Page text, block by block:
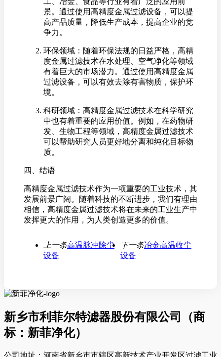
景。通过使用高精度金属过滤设备，可以提
高产品质量，降低生产成本，提高企业的竞
争力。
环保领域：随着环保法规的日益严格，高精
度金属过滤技术在水处理、空气净化等领域
有着巨大的市场潜力。通过使用高精度金属
过滤设备，可以有效去除有害物质，保护环
境。
科研领域：高精度金属过滤技术在科学研究
中也有着重要的应用价值。例如，在药物研
发、生物工程等领域，高精度金属过滤技术
可以帮助研究人员更好地分离和纯化目标物
质。
四、结语
高精度金属过滤技术作为一项重要的工业技术，其
发展前景广阔。随着科技的不断进步，我们有理由
相信，高精度金属过滤技术将在未来的工业生产中
发挥更大的作用，为人类创造更多的价值。
上一条高温脉冲除尘
设备
下一条冶金高温收尘
设备
新乡市利菲尔特滤器股份有限公司（商
标：新菲净化）
公司地址：河南省新乡市市辖区高新技术产业开发区过滤工业